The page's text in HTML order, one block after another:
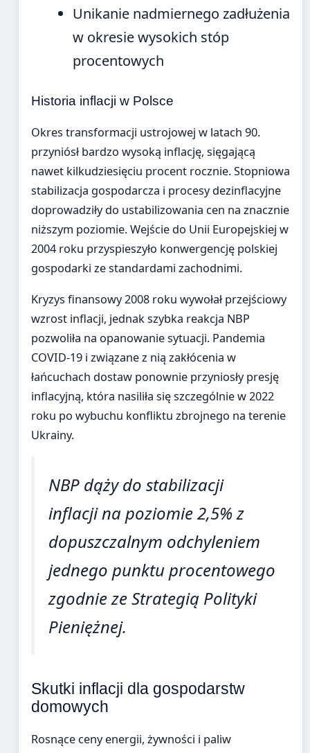
Unikanie nadmiernego zadłużenia
w okresie wysokich stóp
procentowych
Historia inflacji w Polsce
Okres transformacji ustrojowej w latach 90.
przyniósł bardzo wysoką inflację, sięgającą
nawet kilkudziesięciu procent rocznie. Stopniowa
stabilizacja gospodarcza i procesy dezinflacyjne
doprowadziły do ustabilizowania cen na znacznie
niższym poziomie. Wejście do Unii Europejskiej w
2004 roku przyspieszyło konwergencję polskiej
gospodarki ze standardami zachodnimi.
Kryzys finansowy 2008 roku wywołał przejściowy
wzrost inflacji, jednak szybka reakcja NBP
pozwoliła na opanowanie sytuacji. Pandemia
COVID-19 i związane z nią zakłócenia w
łańcuchach dostaw ponownie przyniosły presję
inflacyjną, która nasiliła się szczególnie w 2022
roku po wybuchu konfliktu zbrojnego na terenie
Ukrainy.
NBP dąży do stabilizacji
inflacji na poziomie 2,5% z
dopuszczalnym odchyleniem
jednego punktu procentowego
zgodnie ze Strategią Polityki
Pieniężnej.
Skutki inflacji dla gospodarstw
domowych
Rosnące ceny energii, żywności i paliw